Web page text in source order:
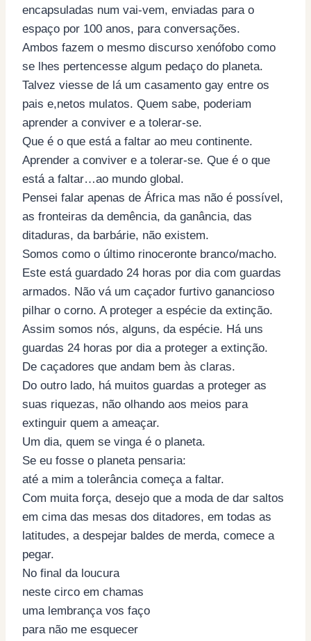
encapsuladas num vai-vem, enviadas para o
espaço por 100 anos, para conversações.
Ambos fazem o mesmo discurso xenófobo como
se lhes pertencesse algum pedaço do planeta.
Talvez viesse de lá um casamento gay entre os
pais e,netos mulatos. Quem sabe, poderiam
aprender a conviver e a tolerar-se.
Que é o que está a faltar ao meu continente.
Aprender a conviver e a tolerar-se. Que é o que
está a faltar…ao mundo global.
Pensei falar apenas de África mas não é possível,
as fronteiras da demência, da ganância, das
ditaduras, da barbárie, não existem.
Somos como o último rinoceronte branco/macho.
Este está guardado 24 horas por dia com guardas
armados. Não vá um caçador furtivo ganancioso
pilhar o corno. A proteger a espécie da extinção.
Assim somos nós, alguns, da espécie. Há uns
guardas 24 horas por dia a proteger a extinção.
De caçadores que andam bem às claras.
Do outro lado, há muitos guardas a proteger as
suas riquezas, não olhando aos meios para
extinguir quem a ameaçar.
Um dia, quem se vinga é o planeta.
Se eu fosse o planeta pensaria:
até a mim a tolerância começa a faltar.
Com muita força, desejo que a moda de dar saltos
em cima das mesas dos ditadores, em todas as
latitudes, a despejar baldes de merda, comece a
pegar.
No final da loucura
neste circo em chamas
uma lembrança vos faço
para não me esquecer